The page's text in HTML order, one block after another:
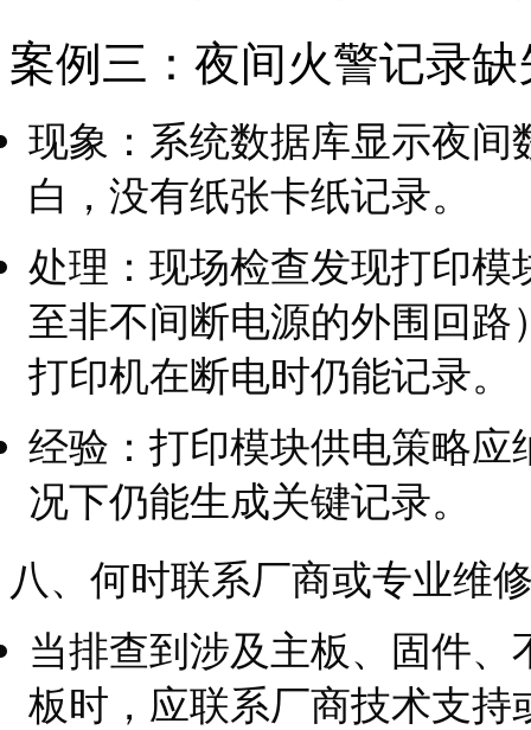
案例三：夜间火警记录
现象：系统数据库显示夜
白，没有纸张卡纸记录。
处理：现场检查发现打印
至非不间断电源的外围回
打印机在断电时仍能记录。
经验：打印模块供电策略
况下仍能生成关键记录。
八、何时联系厂商或专业维
当排查到涉及主板、固件
板时，应联系厂商技术支